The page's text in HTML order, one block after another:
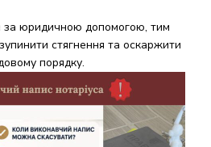
за юридичною допомогою, тим
стягнення та оскаржити
порядку.